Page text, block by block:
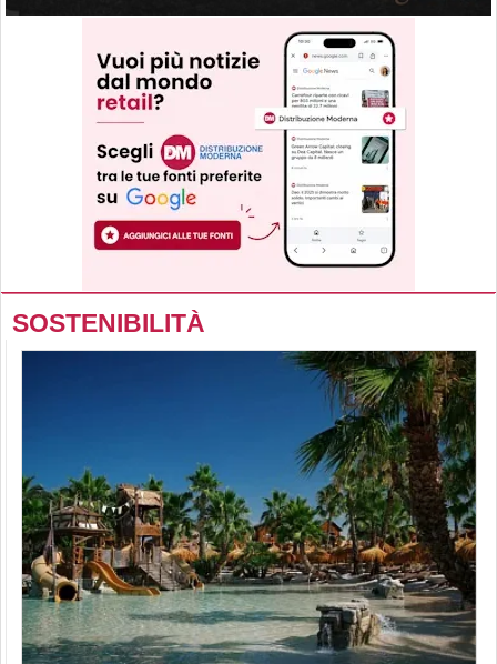
SOSTENIBILITÀ